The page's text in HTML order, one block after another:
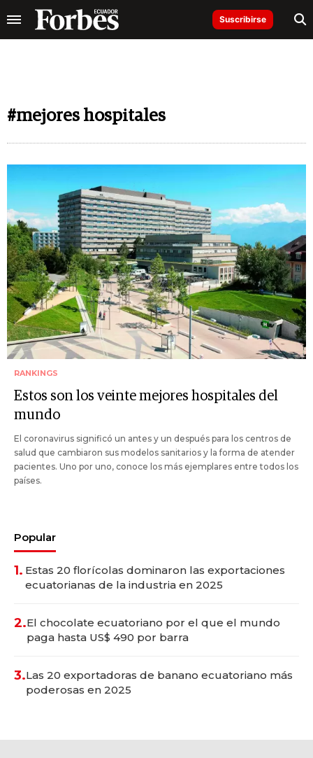
Suscribirse
#mejores hospitales
RANKINGS
Estos son los veinte mejores hospitales del
mundo
El coronavirus significó un antes y un después para los centros de
salud que cambiaron sus modelos sanitarios y la forma de atender
pacientes. Uno por uno, conoce los más ejemplares entre todos los
países.
Popular
1. Estas 20 florícolas dominaron las exportaciones
ecuatorianas de la industria en 2025
2.El chocolate ecuatoriano por el que el mundo
paga hasta US$ 490 por barra
3.Las 20 exportadoras de banano ecuatoriano más
poderosas en 2025